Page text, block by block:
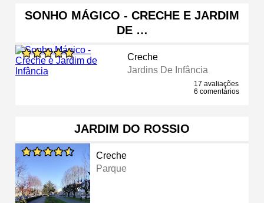
SONHO MÁGICO - CRECHE E JARDIM
DE …
Creche
Jardins De Infância
17 avaliações
6 comentários
JARDIM DO ROSSIO
Creche
Parque